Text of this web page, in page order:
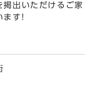
出いただけるご家
ます!